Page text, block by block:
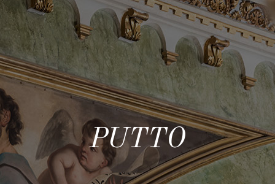
PUTTO